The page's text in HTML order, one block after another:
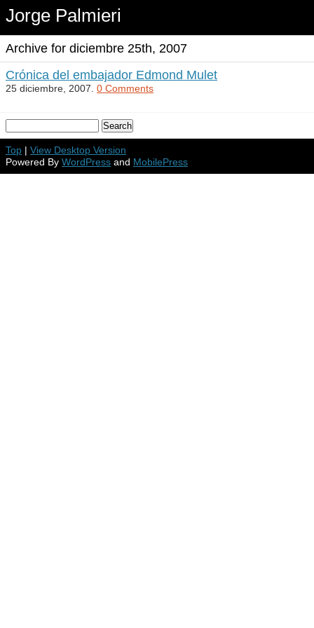
Jorge Palmieri
Archive for diciembre 25th, 2007
Crónica del embajador Edmond Mulet
25 diciembre, 2007. 0 Comments
Top | View Desktop Version
Powered By WordPress and MobilePress